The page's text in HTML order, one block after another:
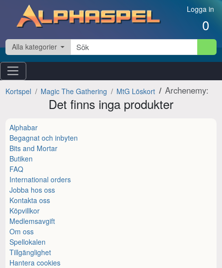
Hoppa till innehåll Logga in
0
Alla kategorier
Kortspel Magic The Gathering MtG Löskort Archenemy:
Det finns inga produkter
Alphabar
Begagnat och inbyten
Bits and Mortar
Butiken
FAQ
International orders
Jobba hos oss
Kontakta oss
Köpvillkor
Medlemsavgift
Om oss
Spellokalen
Tillgänglighet
Hantera cookies